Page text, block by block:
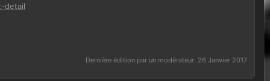
detail
Dernière édition par un modérateur: 26 Janvier 2017